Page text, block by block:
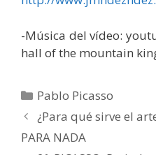
-Música del vídeo:
hall of the mountain
Pablo Picasso
¿Para qué sirve el
PARA NADA